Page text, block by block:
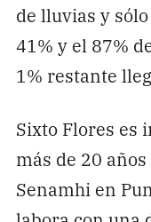
de lluvias y
41% y el 87%
1% restante
Sixto Flores es
más de 20
Senamhi en